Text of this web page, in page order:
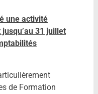
une activité
31 juillet
de Formation